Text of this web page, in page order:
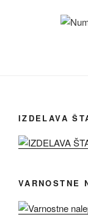
IZDELAVA
VARNOSTNE